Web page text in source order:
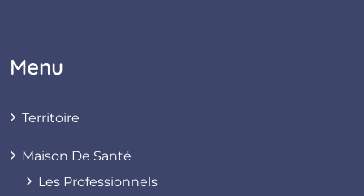
Menu
Territoire
Maison De Santé
Les Professionnels